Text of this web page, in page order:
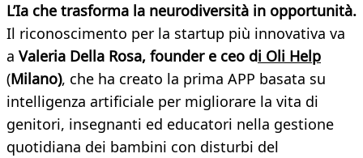
L’Ia che trasforma la neurodiversità in opportunità.
Il riconoscimento per la startup più innovativa va
a Valeria Della Rosa, founder e ceo di Oli Help
(Milano), che ha creato la prima APP basata su
intelligenza artificiale per migliorare la vita di
genitori, insegnanti ed educatori nella gestione
quotidiana dei bambini con disturbi del